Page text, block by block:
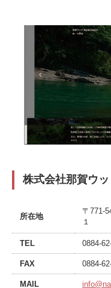
株式会社那賀ウッ
所在地
〒771-
１
TEL 0884-
FAX 0884-
MAIL